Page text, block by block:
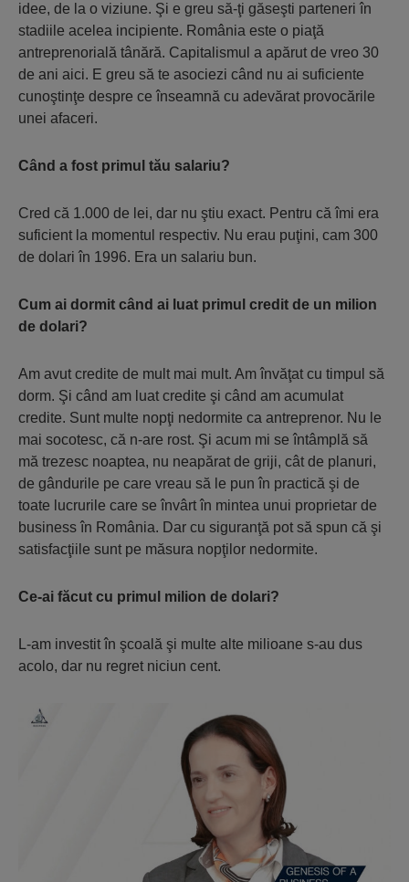
idee, de la o viziune. Şi e greu să-ţi găseşti parteneri în
stadiile acelea incipiente. România este o piaţă
antreprenorială tânără. Capitalismul a apărut de vreo 30
de ani aici. E greu să te asociezi când nu ai suficiente
cunoştinţe despre ce înseamnă cu adevărat provocările
unei afaceri.
Când a fost primul tău salariu?
Cred că 1.000 de lei, dar nu ştiu exact. Pentru că îmi era
suficient la momentul respectiv. Nu erau puţini, cam 300
de dolari în 1996. Era un salariu bun.
Cum ai dormit când ai luat primul credit de un milion
de dolari?
Am avut credite de mult mai mult. Am învăţat cu timpul să
dorm. Şi când am luat credite şi când am acumulat
credite. Sunt multe nopţi nedormite ca antreprenor. Nu le
mai socotesc, că n-are rost. Şi acum mi se întâmplă să
mă trezesc noaptea, nu neapărat de griji, cât de planuri,
de gândurile pe care vreau să le pun în practică şi de
toate lucrurile care se învârt în mintea unui proprietar de
business în România. Dar cu siguranţă pot să spun că şi
satisfacţiile sunt pe măsura nopţilor nedormite.
Ce-ai făcut cu primul milion de dolari?
L-am investit în şcoală şi multe alte milioane s-au dus
acolo, dar nu regret niciun cent.